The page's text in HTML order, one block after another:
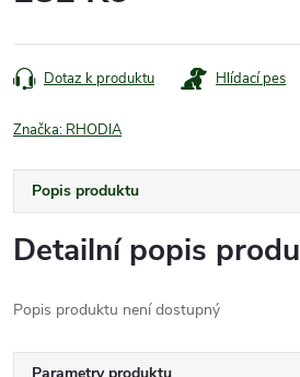
cena:
Dotaz k produktu Hlídací pes
Značka: RHODIA
Popis produktu
Detailní popis
Popis produktu není dostupný
Parametry produktu